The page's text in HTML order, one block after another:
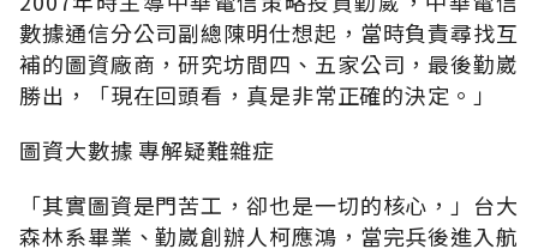
數據通信分公司副總陳明仕想起，當時負責尋找互
補的圖資廠商，研究坊間四、五家公司，最後勤崴
勝出，「現在回頭看，真是非常正確的決定。」
圖資大數據 專解疑難雜症
「其實圖資是門苦工，卻也是一切的核心，」台大
森林系畢業、勤崴創辦人柯應鴻，當完兵後進入航